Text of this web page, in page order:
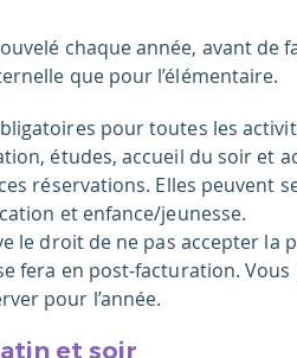
chaque année, avant de
que pour l’élémentaire.
pour toutes les
études, accueil du soir et
réservations. Elles peuvent
et enfance/jeunesse.
le droit de ne pas accepter la
fera en post-facturation.
pour l’année.
et soir